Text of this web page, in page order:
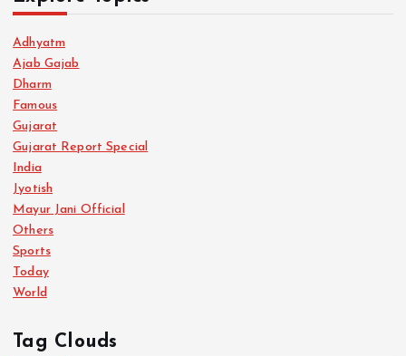
Adhyatm
Ajab Gajab
Dharm
Famous
Gujarat
Gujarat Report Special
India
Jyotish
Mayur Jani Official
Others
Sports
Today
World
Tag Clouds